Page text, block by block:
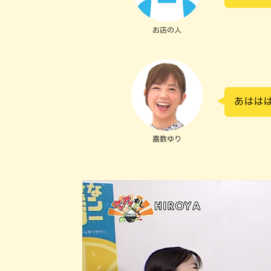
お店の人
嘉数ゆり
あはは